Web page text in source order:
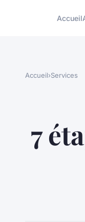
Accueil
Accueil›Services
7